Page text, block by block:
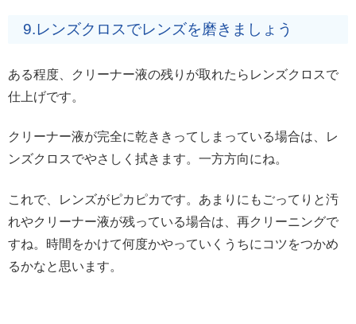
9.レンズクロスでレンズを磨きましょう
ある程度、クリーナー液の残りが取れたらレンズクロスで
仕上げです。
クリーナー液が完全に乾ききってしまっている場合は、レ
ンズクロスでやさしく拭きます。一方方向にね。
これで、レンズがピカピカです。あまりにもごってりと汚
れやクリーナー液が残っている場合は、再クリーニングで
すね。時間をかけて何度かやっていくうちにコツをつかめ
るかなと思います。